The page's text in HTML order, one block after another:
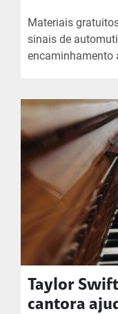
Materiais
sinais de
encaminhamento
Taylor
cantora